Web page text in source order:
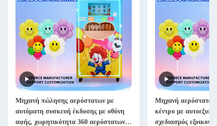
Μηχανή πώλησης αερόστατων με
αυτόματη συσκευή έκδοσης με οθόνη
αφής, χωρητικότητα 360 αερόστατων,
Μηχανή αερόστατων
κέντρο με
σχεδιασμός